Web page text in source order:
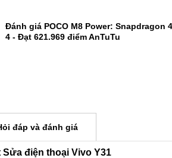
Đánh giá POCO M8 Power: Snapdragon
4 - Đạt 621.969 điểm AnTuTu
đáp và đánh giá
điện thoại Vivo Y31